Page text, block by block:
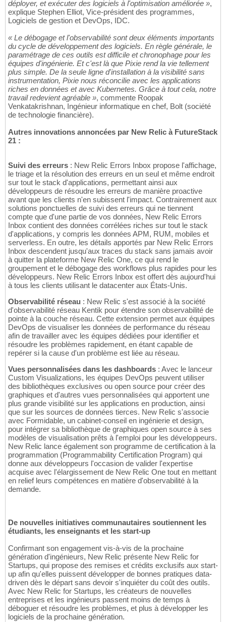
déployer, et exécuter des logiciels à l'optimisation améliorée »,
explique Stephen Elliot, Vice-président des programmes,
Logiciels de gestion et DevOps, IDC.
« Le débogage et l'observabilité sont deux éléments importants
du cycle de développement des logiciels. En règle générale, le
paramétrage de ces outils est difficile et chronophage pour les
équipes d'ingénierie. Et c'est là que Pixie rend la vie tellement
plus simple. De la seule ligne d'installation à la visibilité sans
instrumentation, Pixie nous réconcilie avec les applications
riches en données et avec Kubernetes. Grâce à tout cela, notre
travail redevient agréable », commente Roopak
Venkatakrishnan, Ingénieur informatique en chef, Bolt (société
de technologie financière).
Autres innovations annoncées par New Relic à FutureStack
21 :
Suivi des erreurs : New Relic Errors Inbox propose l'affichage,
le triage et la résolution des erreurs en un seul et même endroit
sur tout le stack d'applications, permettant ainsi aux
développeurs de résoudre les erreurs de manière proactive
avant que les clients n'en subissent l'impact. Contrairement aux
solutions ponctuelles de suivi des erreurs qui ne tiennent
compte que d'une partie de vos données, New Relic Errors
Inbox contient des données corrélées riches sur tout le stack
d'applications, y compris les données APM, RUM, mobiles et
serverless. En outre, les détails apportés par New Relic Errors
Inbox descendent jusqu'aux traces du stack sans jamais avoir
à quitter la plateforme New Relic One, ce qui rend le
groupement et le débogage des workflows plus rapides pour les
développeurs. New Relic Errors Inbox est offert dès aujourd'hui
à tous les clients utilisant le datacenter aux États-Unis.
Observabilité réseau : New Relic s'est associé à la société
d'observabilité réseau Kentik pour étendre son observabilité de
pointe à la couche réseau. Cette extension permet aux équipes
DevOps de visualiser les données de performance du réseau
afin de travailler avec les équipes dédiées pour identifier et
résoudre les problèmes rapidement, en étant capable de
repérer si la cause d'un problème est liée au réseau.
Vues personnalisées dans les dashboards : Avec le lanceur
Custom Visualizations, les équipes DevOps peuvent utiliser
des bibliothèques exclusives ou open source pour créer des
graphiques et d'autres vues personnalisées qui apportent une
plus grande visibilité sur les applications en production, ainsi
que sur les sources de données tierces. New Relic s'associe
avec Formidable, un cabinet-conseil en ingénierie et design,
pour intégrer sa bibliothèque de graphiques open source à ses
modèles de visualisation prêts à l'emploi pour les développeurs.
New Relic lance également son programme de certification à la
programmation (Programmability Certification Program) qui
donne aux développeurs l'occasion de valider l'expertise
acquise avec l'élargissement de New Relic One tout en mettant
en relief leurs compétences en matière d'observabilité à la
demande.
De nouvelles initiatives communautaires soutiennent les
étudiants, les enseignants et les start-up
Confirmant son engagement vis-à-vis de la prochaine
génération d'ingénieurs, New Relic présente New Relic for
Startups, qui propose des remises et crédits exclusifs aux start-
up afin qu'elles puissent développer de bonnes pratiques data-
driven dès le départ sans devoir s'inquiéter du coût des outils.
Avec New Relic for Startups, les créateurs de nouvelles
entreprises et les ingénieurs passent moins de temps à
déboguer et résoudre les problèmes, et plus à développer les
logiciels de la prochaine génération.